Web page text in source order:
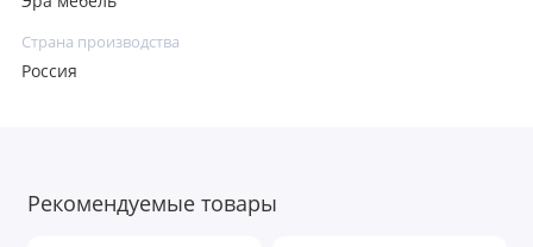
Страна производства
Россия
Рекомендуемые товары